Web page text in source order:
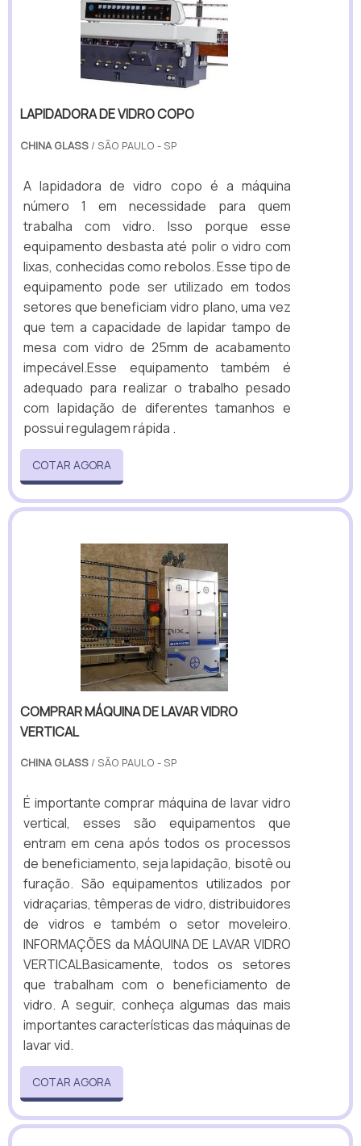
LAPIDADORA DE VIDRO COPO
CHINA GLASS / SÃO PAULO - SP
A lapidadora de vidro copo é a máquina
número 1 em necessidade para quem
trabalha com vidro. Isso porque esse
equipamento desbasta até polir o vidro com
lixas, conhecidas como rebolos. Esse tipo de
equipamento pode ser utilizado em todos
setores que beneficiam vidro plano, uma vez
que tem a capacidade de lapidar tampo de
mesa com vidro de 25mm de acabamento
impecável.Esse equipamento também é
adequado para realizar o trabalho pesado
com lapidação de diferentes tamanhos e
possui regulagem rápida .
COTAR AGORA
COMPRAR MÁQUINA DE LAVAR VIDRO
VERTICAL
CHINA GLASS / SÃO PAULO - SP
É importante comprar máquina de lavar vidro
vertical, esses são equipamentos que
entram em cena após todos os processos
de beneficiamento, seja lapidação, bisotê ou
furação. São equipamentos utilizados por
vidraçarias, têmperas de vidro, distribuidores
de vidros e também o setor moveleiro.
INFORMAÇÕES da MÁQUINA DE LAVAR VIDRO
VERTICALBasicamente, todos os setores
que trabalham com o beneficiamento de
vidro. A seguir, conheça algumas das mais
importantes características das máquinas de
lavar vid.
COTAR AGORA